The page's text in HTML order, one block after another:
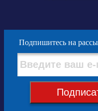
Подпишитесь на